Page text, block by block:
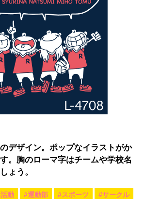
デザイン。ポップなイラストがか
。胸のローマ字はチームや学校名
ょう。
動 #運動部 #スポーツ #サークル